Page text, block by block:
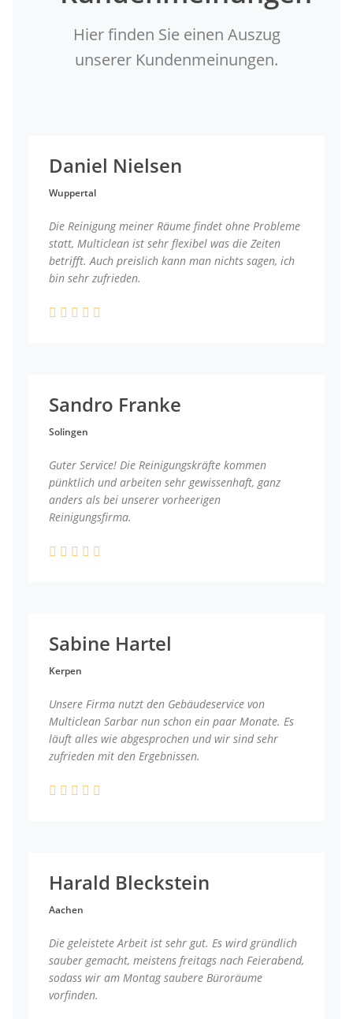
Hier finden Sie einen Auszug
unserer Kundenmeinungen.
Daniel Nielsen
Wuppertal
Die Reinigung meiner Räume findet ohne Probleme
statt, Multiclean ist sehr flexibel was die Zeiten
betrifft. Auch preislich kann man nichts sagen, ich
bin sehr zufrieden.
Sandro Franke
Solingen
Guter Service! Die Reinigungskräfte kommen
pünktlich und arbeiten sehr gewissenhaft, ganz
anders als bei unserer vorheerigen
Reinigungsfirma.
Sabine Hartel
Kerpen
Unsere Firma nutzt den Gebäudeservice von
Multiclean Sarbar nun schon ein paar Monate. Es
läuft alles wie abgesprochen und wir sind sehr
zufrieden mit den Ergebnissen.
Harald Bleckstein
Aachen
Die geleistete Arbeit ist sehr gut. Es wird gründlich
sauber gemacht, meistens freitags nach Feierabend,
sodass wir am Montag saubere Büroräume
vorfinden.